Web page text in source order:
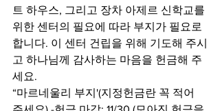
트 하우스, 그리고 장차 아제르 신학교를
위한 센터의 필요에 따라 부지가 필요로
합니다. 이 센터 건립을 위해 기도해 주시
고 하나님께 감사하는 마음을 헌금해 주
세요.
“마르네울리 부지'(지정헌금란 꼭 적어